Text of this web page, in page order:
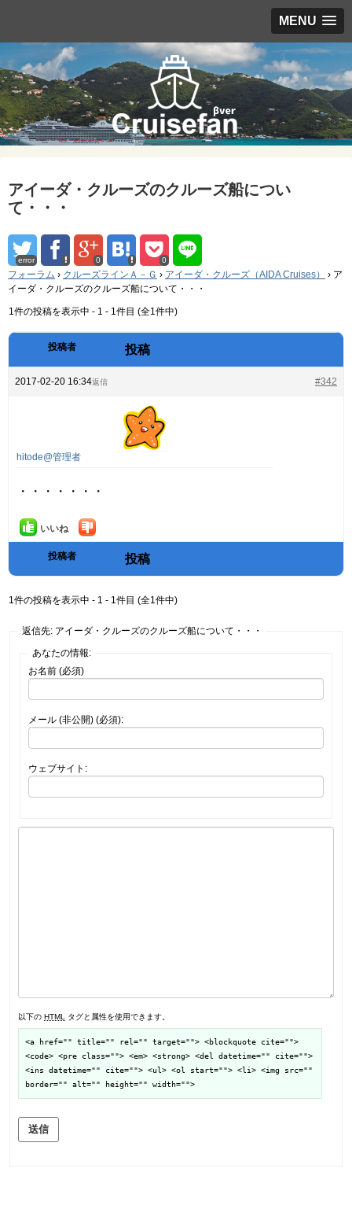
MENU
アイーダ・クルーズのクルーズ船につい
て・・・
error 0 0
フォーラム › クルーズラインＡ－Ｇ › アイーダ・クルーズ（AIDA Cruises） › ア
イーダ・クルーズのクルーズ船について・・・
1件の投稿を表示中 - 1 - 1件目 (全1件中)
投稿者 投稿
2017-02-20 16:34 #342
返信
hitode@管理者
・・・・・・・
いいね
投稿者 投稿
1件の投稿を表示中 - 1 - 1件目 (全1件中)
返信先: アイーダ・クルーズのクルーズ船について・・・
あなたの情報:
お名前 (必須)
メール (非公開) (必須):
ウェブサイト:
以下の HTML タグと属性を使用できます。
<a href="" title="" rel="" target=""> <blockquote cite="">
<code> <pre class=""> <em> <strong> <del datetime="" cite="">
<ins datetime="" cite=""> <ul> <ol start=""> <li> <img src=""
border="" alt="" height="" width="">
送信